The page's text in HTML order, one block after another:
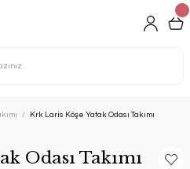
Krk Laris Köşe Yatak Odası Takımı
Odası Takımı